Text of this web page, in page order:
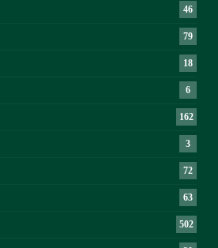
46
79
18
6
162
3
72
63
502